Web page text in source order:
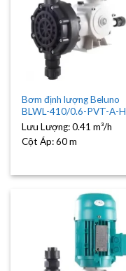
Bơm định lượng Beluno
BLWL-410/0.6-PVT-A-H
Lưu Lượng:0.41 m³/h
Cột Áp:60 m